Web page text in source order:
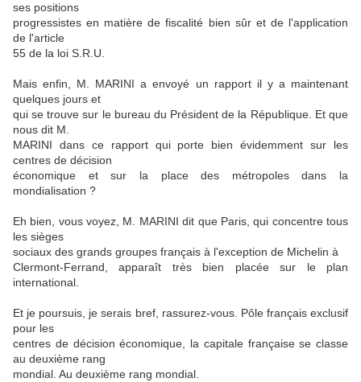
ses positions
progressistes en matière de fiscalité bien sûr et de l'application
de l'article
55 de la loi S.R.U.
Mais enfin, M. MARINI a envoyé un rapport il y a maintenant
quelques jours et
qui se trouve sur le bureau du Président de la République. Et que
nous dit M.
MARINI dans ce rapport qui porte bien évidemment sur les
centres de décision
économique et sur la place des métropoles dans la
mondialisation ?
Eh bien, vous voyez, M. MARINI dit que Paris, qui concentre tous
les sièges
sociaux des grands groupes français à l'exception de Michelin à
Clermont-Ferrand, apparaît très bien placée sur le plan
international.
Et je poursuis, je serais bref, rassurez-vous. Pôle français exclusif
pour les
centres de décision économique, la capitale française se classe
au deuxième rang
mondial. Au deuxième rang mondial.